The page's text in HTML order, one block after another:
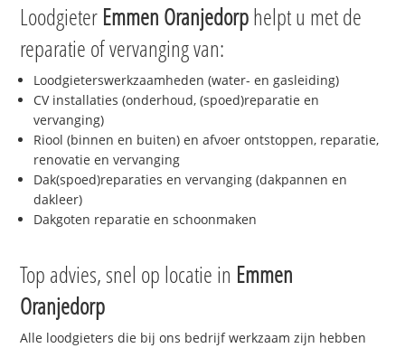
Loodgieter Emmen Oranjedorphelpt u met de
reparatie of vervanging van:
Loodgieterswerkzaamheden (water- en gasleiding)
CV installaties (onderhoud, (spoed)reparatie en
vervanging)
Riool (binnen en buiten) en afvoer ontstoppen, reparatie,
renovatie en vervanging
Dak(spoed)reparaties en vervanging (dakpannen en
dakleer)
Dakgoten reparatie en schoonmaken
Top advies, snel op locatie in Emmen
Oranjedorp
Alle loodgieters die bij ons bedrijf werkzaam zijn hebben